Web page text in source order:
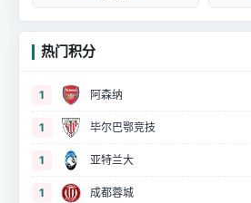
热门积分
1 阿森纳
1 毕尔巴鄂竞技
1 亚特兰大
1 成都蓉城